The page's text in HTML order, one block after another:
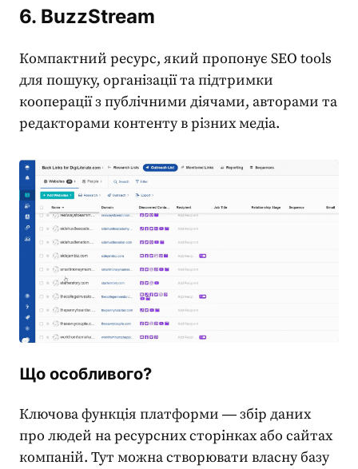
6. BuzzStream
Компактний ресурс, який пропонує SEO tools
для пошуку, організації та підтримки
кооперації з публічними діячами, авторами та
редакторами контенту в різних медіа.
Що особливого?
Ключова функція платформи ― збір даних
про людей на ресурсних сторінках або сайтах
компаній. Тут можна створювати власну базу